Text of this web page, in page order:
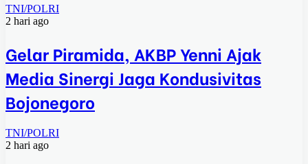
TNI/POLRI
2 hari ago
Gelar Piramida, AKBP Yenni Ajak
Media Sinergi Jaga Kondusivitas
Bojonegoro
TNI/POLRI
2 hari ago